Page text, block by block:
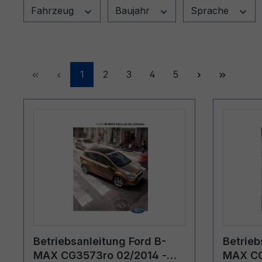
Fahrzeug Baujahr Sprache
Seite
1 Seite
2 Seite
3 Seite
4 Seite
5
Betriebsanleitung Ford B-
MAX CG3573ro 02/2014 -
MAX